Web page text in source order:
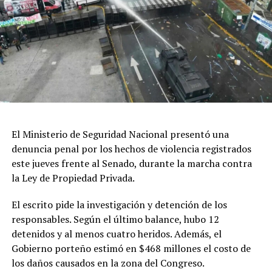
Patrimonio Mundial de la Humanidad que posee
Península Valdés.
Di Giacomo señaló que la UNESCO incorporó estos
planteos en un documento que actualmente analiza el
Comité de Patrimonio Mundial, donde además se solicita
al Estado argentino suspender las obras hasta que
ciudadana utilizados durante el proceso.
El referente socioambiental también cuestionó el
desarrollo de las audiencias públicas realizadas en el
consideran que esas instancias no garantizaron una
participación efectiva de la ciudadanía.
En cuanto a los plazos, explicó que el organismo
internacional prevé solicitar información al Estado
El Ministerio de Seguridad Nacional presentó una
denuncia penal por los hechos de violencia registrados
este jueves frente al Senado, durante la marcha contra
la Ley de Propiedad Privada.
El escrito pide la investigación y detención de los
responsables. Según el último balance, hubo 12
detenidos y al menos cuatro heridos. Además, el
Gobierno porteño estimó en $468 millones el costo de
los daños causados en la zona del Congreso.